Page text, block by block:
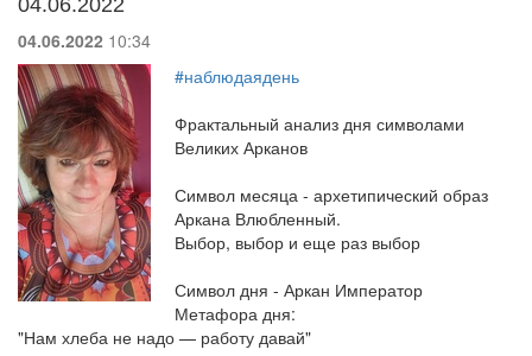
04.06.2022
04.06.2022 10:34
#наблюдаядень
Фрактальный анализ дня символами
Великих Арканов
Символ месяца - архетипический образ
Аркана Влюбленный.
Выбор, выбор и еще раз выбор
Символ дня - Аркан Император
Метафора дня:
"Нам хлеба не надо — работу давай"